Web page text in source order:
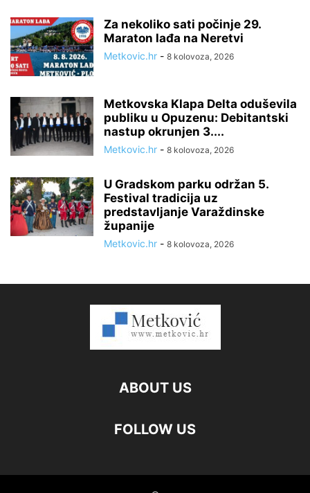
Za nekoliko sati počinje 29.
Maraton lađa na Neretvi
Metkovic.hr - 8 kolovoza, 2026
Metkovska Klapa Delta oduševila
publiku u Opuzenu: Debitantski
nastup okrunjen 3....
Metkovic.hr - 8 kolovoza, 2026
U Gradskom parku održan 5.
Festival tradicija uz
predstavljanje Varaždinske
županije
Metkovic.hr - 8 kolovoza, 2026
ABOUT US
FOLLOW US